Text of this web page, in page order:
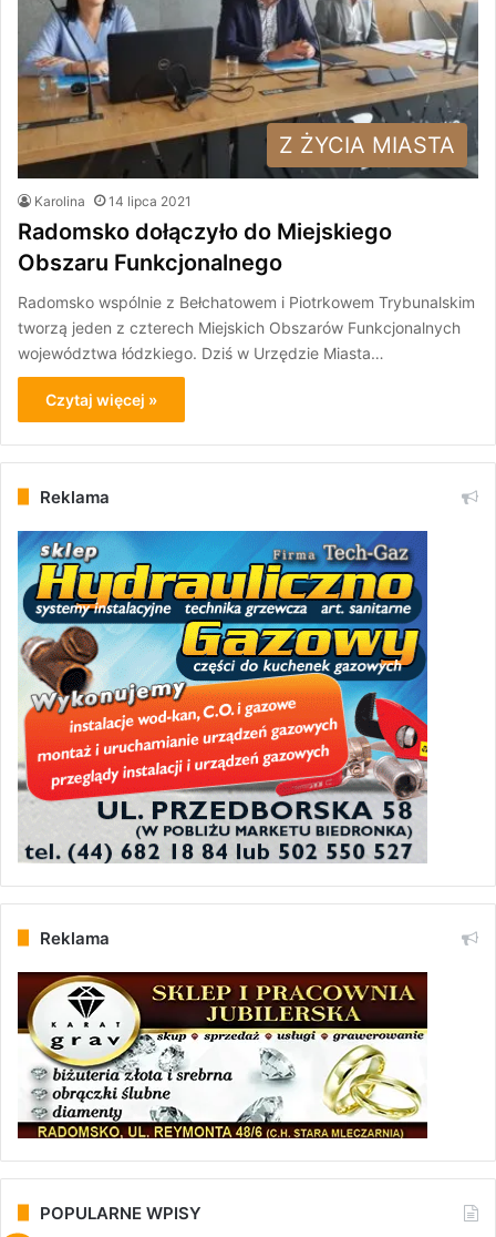
Z ŻYCIA MIASTA
Karolina 14 lipca 2021
Radomsko dołączyło do Miejskiego
Obszaru Funkcjonalnego
Radomsko wspólnie z Bełchatowem i Piotrkowem Trybunalskim
tworzą jeden z czterech Miejskich Obszarów Funkcjonalnych
województwa łódzkiego. Dziś w Urzędzie Miasta…
Czytaj więcej »
Reklama
Reklama
POPULARNE WPISY